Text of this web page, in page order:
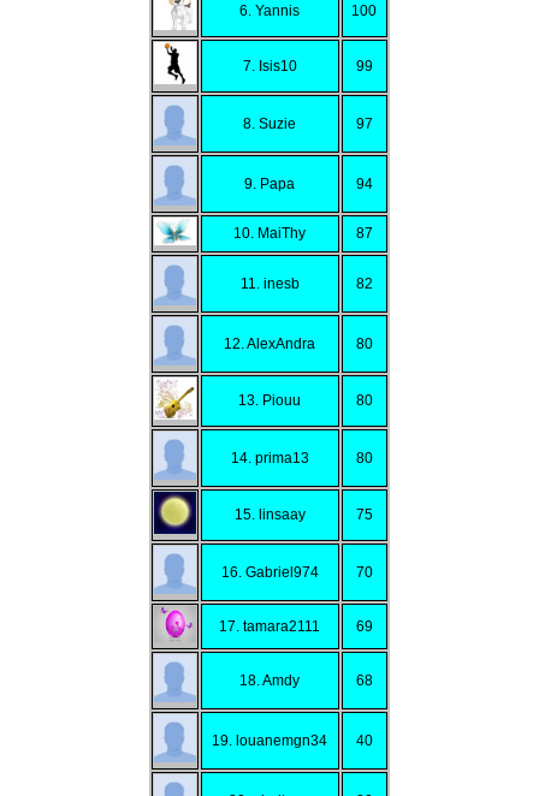
6. Yannis 100
7. Isis10 99
8. Suzie 97
9. Papa 94
10. MaiThy 87
11. inesb 82
12. AlexAndra 80
13. Piouu 80
14. prima13 80
15. linsaay 75
16. Gabriel974 70
17. tamara2111 69
18. Amdy 68
19. louanemgn34 40